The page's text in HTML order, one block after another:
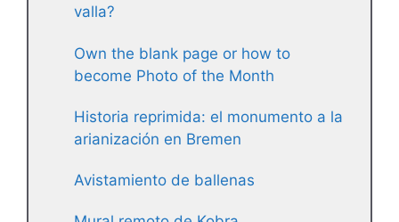
valla?
Own the blank page or how to
become Photo of the Month
Historia reprimida: el monumento a la
arianización en Bremen
Avistamiento de ballenas